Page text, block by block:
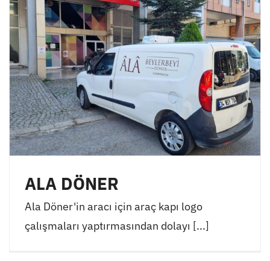
ALA DÖNER
Ala Döner'in aracı için araç kapı logo
çalışmaları yaptırmasından dolayı [...]